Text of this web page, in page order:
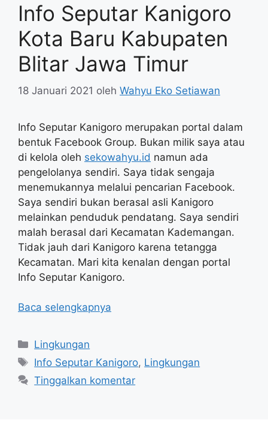
Info Seputar Kanigoro
Kota Baru Kabupaten
Blitar Jawa Timur
18 Januari 2021 oleh Wahyu Eko Setiawan
Info Seputar Kanigoro merupakan portal dalam
bentuk Facebook Group. Bukan milik saya atau
di kelola oleh sekowahyu.id namun ada
pengelolanya sendiri. Saya tidak sengaja
menemukannya melalui pencarian Facebook.
Saya sendiri bukan berasal asli Kanigoro
melainkan penduduk pendatang. Saya sendiri
malah berasal dari Kecamatan Kademangan.
Tidak jauh dari Kanigoro karena tetangga
Kecamatan. Mari kita kenalan dengan portal
Info Seputar Kanigoro.
Baca selengkapnya
Kategori
Lingkungan
Tag
Info Seputar Kanigoro, Lingkungan
Tinggalkan komentar